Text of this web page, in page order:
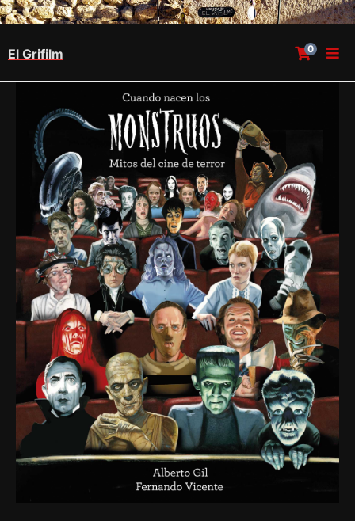
El Grifilm 0